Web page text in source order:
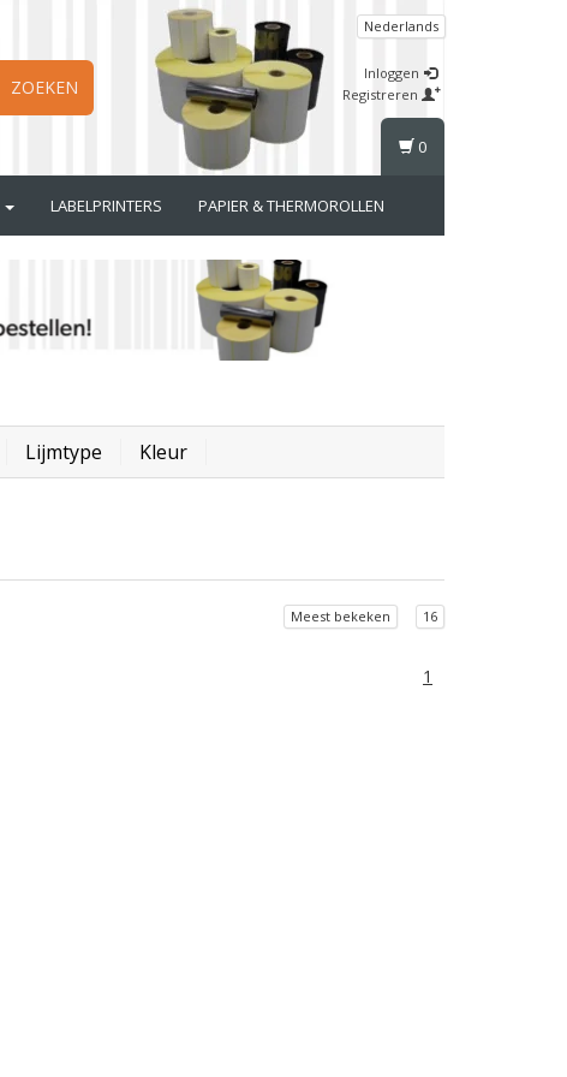
ZOEKEN
Nederlands
Inloggen
Registreren
LABELPRINTERS PAPIER & THERMOROLLEN
0
Lijmtype Kleur
Meest bekeken 16
1